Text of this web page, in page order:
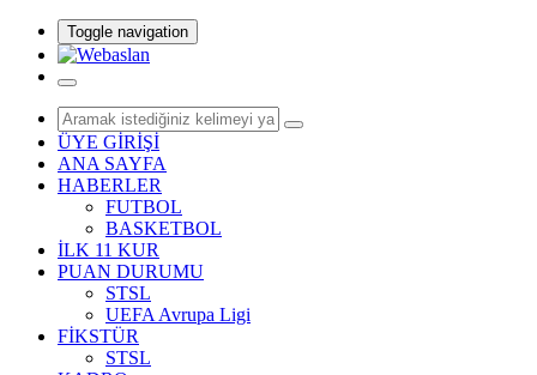
Toggle navigation
ÜYE GİRİŞİ
ANA SAYFA
HABERLER
FUTBOL
BASKETBOL
İLK 11 KUR
PUAN DURUMU
STSL
UEFA Avrupa Ligi
FİKSTÜR
STSL